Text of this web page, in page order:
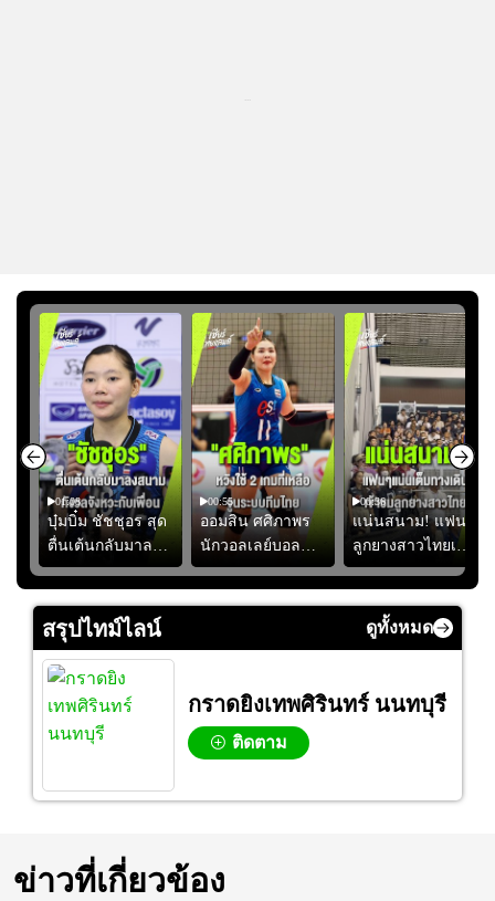
01:08
บุ๋มบิ๋ม ชัชชุอร สุด
ตื่นเต้นกลับมาลง
สนามให้ทีมชาติ
แอบกังวลจังหวะไม่
เข้ากับเพื่อน
00:55
ออมสิน ศศิภาพร
นักวอลเลย์บอล
หญิงทีมชาติไทย
หวังใช้ 2 เกมที่
00:36
แน่นสนาม! แฟน
ลูกยางสาวไทยเดิน
ทางเข้ามาเชียร์
สาวไทยอย่างคึกคัก
เพื่อให้กำลังใจ
ก่อนที่สาวไทยจะ
สรุปไทม์ไลน์ ดูทั้งหมด
กราดยิงเทพศิรินทร์ นนทบุรี
ติดตาม
ข่าวที่เกี่ยวข้อง